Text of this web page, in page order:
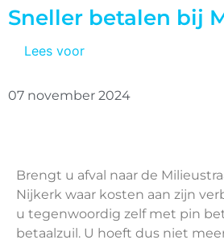
Sneller betalen bij
Lees voor
07 november 2024
Brengt u afval naar de
Nijkerk waar kosten aan zijn
u tegenwoordig zelf met pin
betaalzuil. U hoeft dus niet